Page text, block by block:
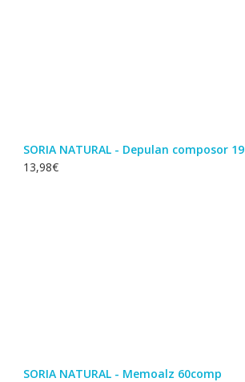
SORIA NATURAL - Depulan composor 19
13,98€
SORIA NATURAL - Memoalz 60comp